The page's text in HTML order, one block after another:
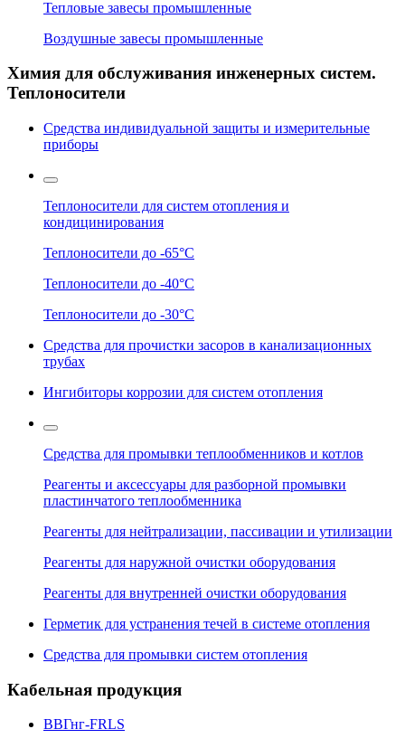
Тепловые завесы промышленные
Воздушные завесы промышленные
Химия для обслуживания инженерных систем.
Теплоносители
Средства индивидуальной защиты и измерительные
приборы
Теплоносители для систем отопления и
кондицинирования
Теплоносители до -65°C
Теплоносители до -40°C
Теплоносители до -30°C
Средства для прочистки засоров в канализационных
трубах
Ингибиторы коррозии для систем отопления
Средства для промывки теплообменников и котлов
Реагенты и аксессуары для разборной промывки
пластинчатого теплообменника
Реагенты для нейтрализации, пассивации и утилизации
Реагенты для наружной очистки оборудования
Реагенты для внутренней очистки оборудования
Герметик для устранения течей в системе отопления
Средства для промывки систем отопления
Кабельная продукция
ВВГнг-FRLS